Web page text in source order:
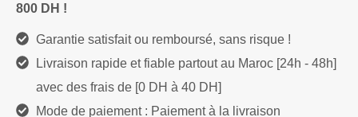
800 DH !
Garantie satisfait ou remboursé, sans risque !
Livraison rapide et fiable partout au Maroc [24h - 48h]
avec des frais de [0 DH à 40 DH]
Mode de paiement : Paiement à la livraison